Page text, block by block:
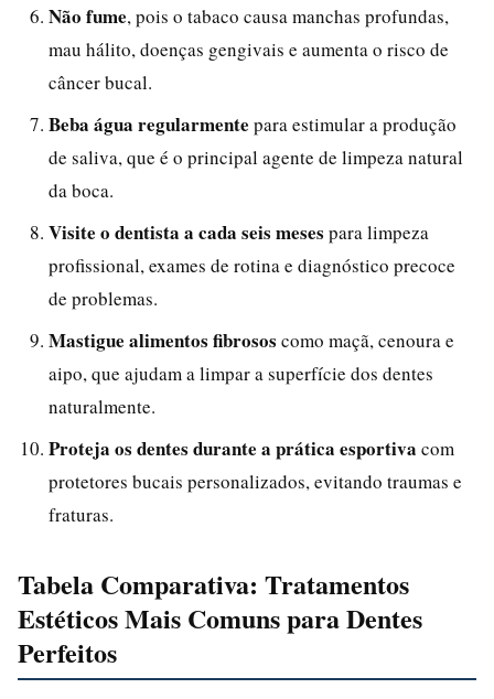
Não fume, pois o tabaco causa manchas profundas,
mau hálito, doenças gengivais e aumenta o risco de
câncer bucal.
Beba água regularmente para estimular a produção
de saliva, que é o principal agente de limpeza natural
da boca.
Visite o dentista a cada seis meses para limpeza
profissional, exames de rotina e diagnóstico precoce
de problemas.
Mastigue alimentos fibrosos como maçã, cenoura e
aipo, que ajudam a limpar a superfície dos dentes
naturalmente.
Proteja os dentes durante a prática esportiva com
protetores bucais personalizados, evitando traumas e
fraturas.
Tabela Comparativa: Tratamentos
Estéticos Mais Comuns para Dentes
Perfeitos